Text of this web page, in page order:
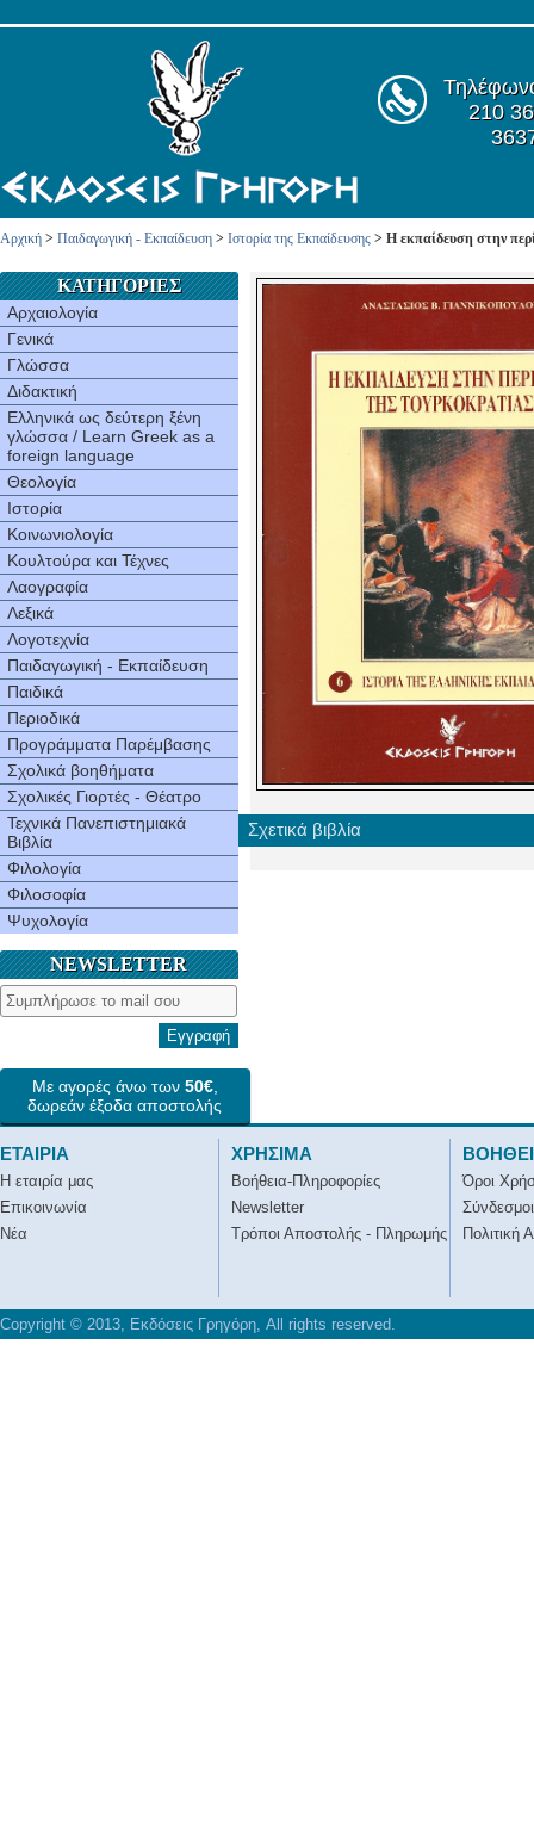
210
Αρχική > Παιδαγωγική - Εκπαίδευση > Ιστορία της Εκπαίδευσης > Η εκπαίδευση στην
ΚΑΤΗΓΟΡΙΕΣ
Αρχαιολογία
Γενικά
Γλώσσα
Διδακτική
Ελληνικά ως δεύτερη ξένη
γλώσσα / Learn Greek as a
foreign language
Θεολογία
Ιστορία
Κοινωνιολογία
Κουλτούρα και Τέχνες
Λαογραφία
Λεξικά
Λογοτεχνία
Παιδαγωγική - Εκπαίδευση
Παιδικά
Περιοδικά
Προγράμματα Παρέμβασης
Σχολικά βοηθήματα
Σχολικές Γιορτές - Θέατρο
Τεχνικά Πανεπιστημιακά
Βιβλία
Φιλολογία
Φιλοσοφία
Ψυχολογία
NEWSLETTER
Εγγραφή
Με αγορές άνω των 50€
δωρεάν έξοδα αποστολής
Σχετικά βιβλία
ΕΤΑΙΡΙΑ
Η εταιρία μας
Επικοινωνία
Νέα
ΧΡΗΣΙΜΑ
Βοήθεια-Πληροφορίες
Newsletter
Τρόποι Αποστολής - Πληρωμής
Όροι
Σύνδεσμοι
Πολιτική
Copyright © 2013, Εκδόσεις Γρηγόρη, All rights reserved.